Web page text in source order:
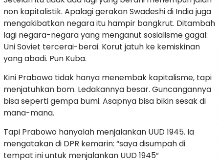
non kapitalistik. Apalagi gerakan Swadeshi di India juga
mengakibatkan negara itu hampir bangkrut. Ditambah
lagi negara-negara yang menganut sosialisme gagal:
Uni Soviet tercerai-berai. Korut jatuh ke kemiskinan
yang abadi. Pun Kuba.
Kini Prabowo tidak hanya menembak kapitalisme, tapi
menjatuhkan bom. Ledakannya besar. Guncangannya
bisa seperti gempa bumi. Asapnya bisa bikin sesak di
mana-mana.
Tapi Prabowo hanyalah menjalankan UUD 1945. Ia
mengatakan di DPR kemarin: “saya disumpah di
tempat ini untuk menjalankan UUD 1945”